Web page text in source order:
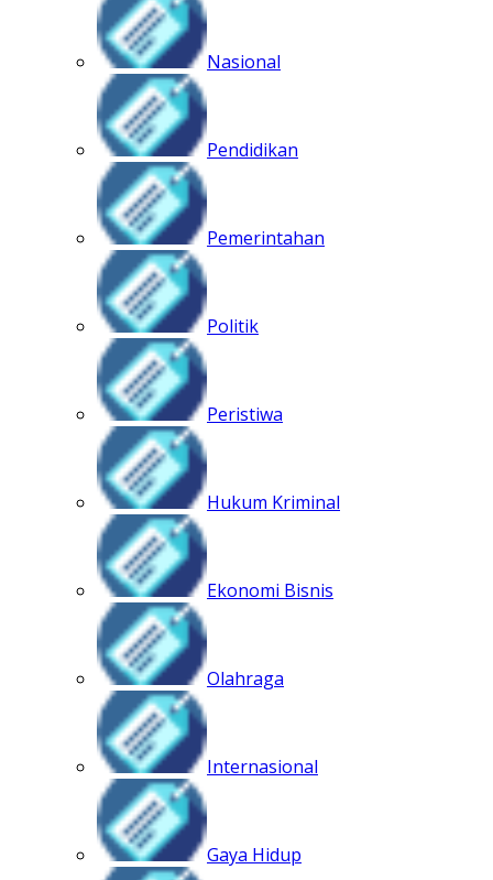
Nasional
Pendidikan
Pemerintahan
Politik
Peristiwa
Hukum Kriminal
Ekonomi Bisnis
Olahraga
Internasional
Gaya Hidup